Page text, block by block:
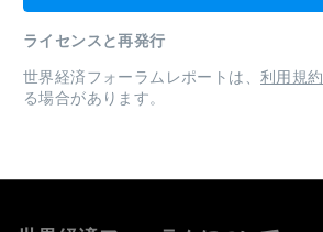
ライセンスと再発行
世界経済フォーラムレポートは、 利用規約
る場合があります。